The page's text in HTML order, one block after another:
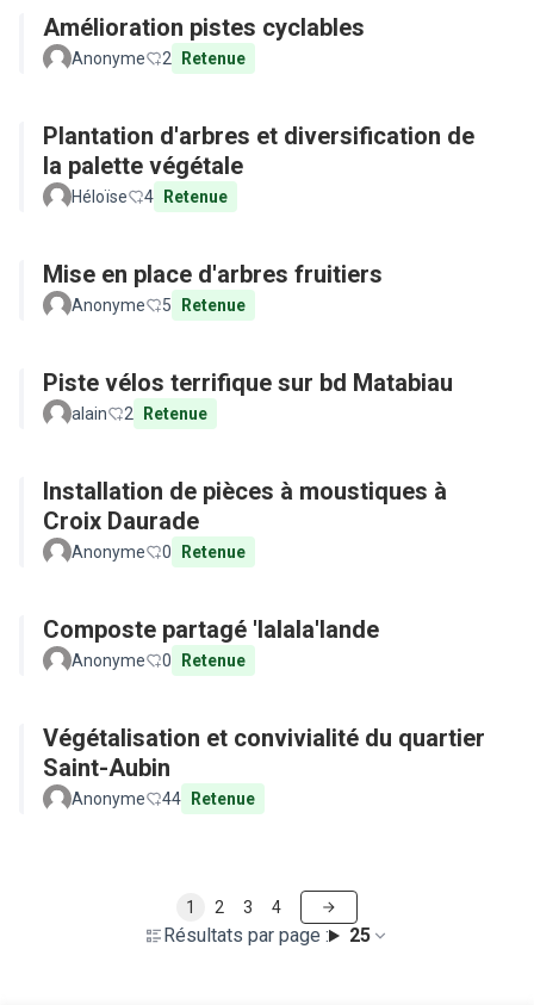
Amélioration pistes cyclables
Anonyme 2 Retenue
Plantation d'arbres et diversification de
la palette végétale
Héloïse 4 Retenue
Mise en place d'arbres fruitiers
Anonyme 5 Retenue
Piste vélos terrifique sur bd Matabiau
alain 2 Retenue
Installation de pièces à moustiques à
Croix Daurade
Anonyme 0 Retenue
Composte partagé 'lalala'lande
Anonyme 0 Retenue
Végétalisation et convivialité du quartier
Saint-Aubin
Anonyme 44 Retenue
Résultats par page : 25
1 2 3 4